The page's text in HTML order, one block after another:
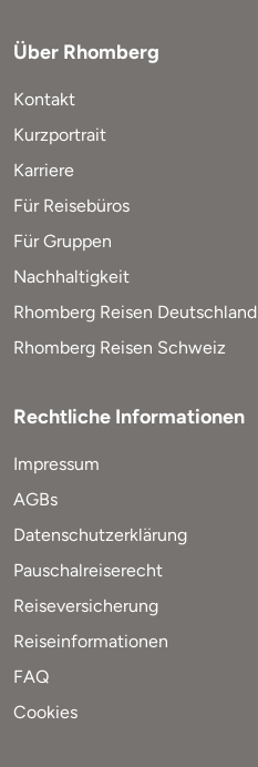
Über Rhomberg
Kontakt
Kurzportrait
Karriere
Für Reisebüros
Für Gruppen
Nachhaltigkeit
Rhomberg Reisen Deutschland
Rhomberg Reisen Schweiz
Rechtliche Informationen
Impressum
AGBs
Datenschutzerklärung
Pauschalreiserecht
Reiseversicherung
Reiseinformationen
FAQ
Cookies